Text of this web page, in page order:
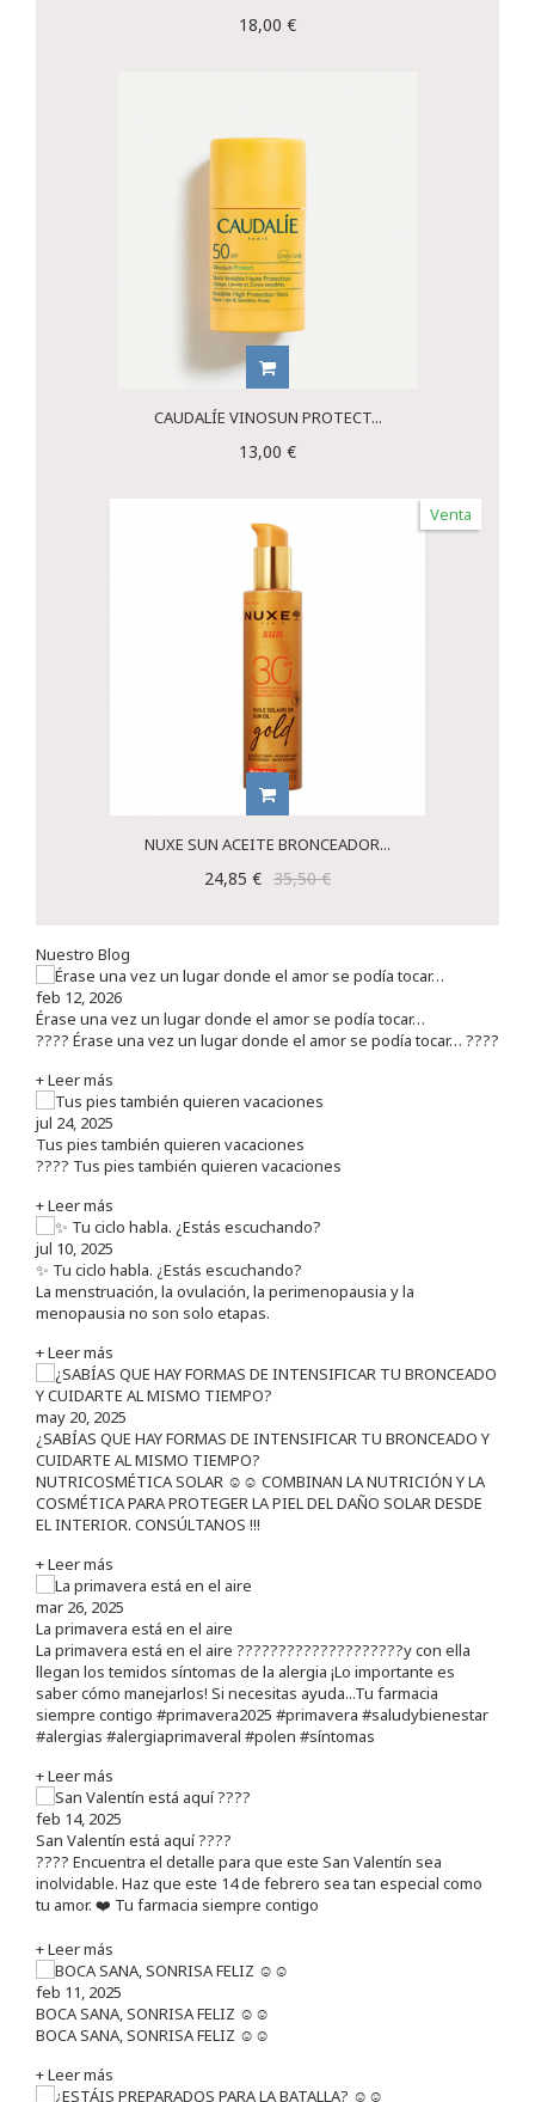
18,00 €
CAUDALÍE VINOSUN PROTECT...
13,00 €
Venta
NUXE SUN ACEITE BRONCEADOR...
24,85 € 35,50 €
Nuestro Blog
feb 12, 2026
Érase una vez un lugar donde el amor se podía tocar…
???? Érase una vez un lugar donde el amor se podía tocar… ????
+ Leer más
jul 24, 2025
Tus pies también quieren vacaciones
???? Tus pies también quieren vacaciones
+ Leer más
jul 10, 2025
✨ Tu ciclo habla. ¿Estás escuchando?
La menstruación, la ovulación, la perimenopausia y la
menopausia no son solo etapas.
+ Leer más
may 20, 2025
¿SABÍAS QUE HAY FORMAS DE INTENSIFICAR TU BRONCEADO Y
CUIDARTE AL MISMO TIEMPO?
NUTRICOSMÉTICA SOLAR ☺️☺️ COMBINAN LA NUTRICIÓN Y LA
COSMÉTICA PARA PROTEGER LA PIEL DEL DAÑO SOLAR DESDE
EL INTERIOR. CONSÚLTANOS !!!
+ Leer más
mar 26, 2025
La primavera está en el aire
La primavera está en el aire ????????????????????y con ella
llegan los temidos síntomas de la alergia ¡Lo importante es
saber cómo manejarlos! Si necesitas ayuda...Tu farmacia
siempre contigo #primavera2025 #primavera #saludybienestar
#alergias #alergiaprimaveral #polen #síntomas
+ Leer más
feb 14, 2025
San Valentín está aquí ????
???? Encuentra el detalle para que este San Valentín sea
inolvidable. Haz que este 14 de febrero sea tan especial como
tu amor. ❤️ Tu farmacia siempre contigo
+ Leer más
feb 11, 2025
BOCA SANA, SONRISA FELIZ ☺️☺️
BOCA SANA, SONRISA FELIZ ☺️☺️
+ Leer más